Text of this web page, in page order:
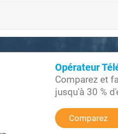
Opérateur
Comparez et
jusqu'à 30 %
Comparez